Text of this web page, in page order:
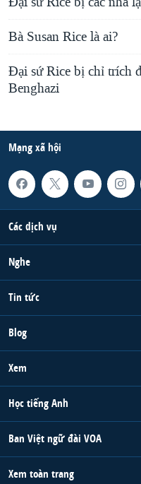
Bà Susan Rice là ai?
Ðại sứ Rice bị chỉ trích
Benghazi
Mạng xã hội
Các dịch vụ
Nghe
Tin tức
Blog
Xem
Học tiếng Anh
Ban Việt ngữ đài VOA
Xem toàn trang